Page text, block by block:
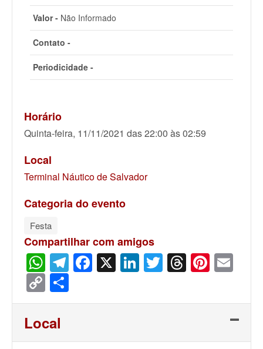
Valor - Não Informado
Contato -
Periodicidade -
Horário
Quinta-feira, 11/11/2021 das 22:00 às 02:59
Local
Terminal Náutico de Salvador
Categoria do evento
Festa
Compartilhar com amigos
WhatsApp
Telegram
Facebook
X LinkedIn
Twitter
Threads
Copy
Link
Local